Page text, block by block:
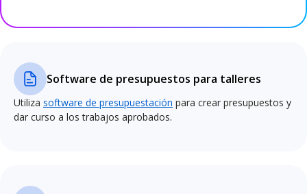
Software de presupuestos para talleres
Utiliza software de presupuestación para crear presupuestos y
dar curso a los trabajos aprobados.